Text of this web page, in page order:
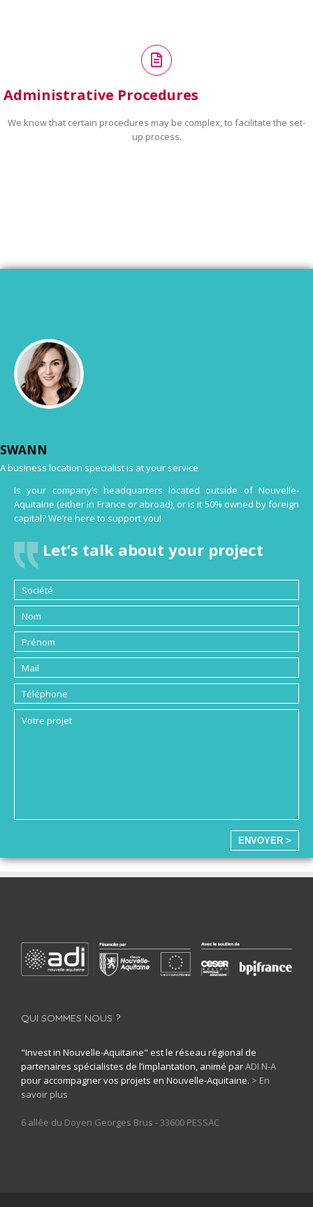
Administrative Procedures
We know that certain procedures may be complex, to facilitate the set-
up process.
SWANN
A business location specialist is at your service
Is your company’s headquarters located outside of Nouvelle-
Aquitaine (either in France or abroad), or is it 50% owned by foreign
capital? We’re here to support you!
Let’s talk about your project
ENVOYER >
QUI SOMMES NOUS ?
"Invest in Nouvelle-Aquitaine" est le réseau régional de
partenaires spécialistes de l’implantation, animé parADI N-A
pour accompagner vos projets en Nouvelle-Aquitaine. > En
savoir plus
6 allée du Doyen Georges Brus - 33600 PESSAC